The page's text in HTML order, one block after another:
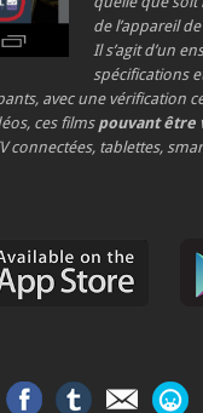
de l’appareil
Il s’agit d’un
spécifications
avec une vérification
ces films pouvant être
connectées, tablettes,